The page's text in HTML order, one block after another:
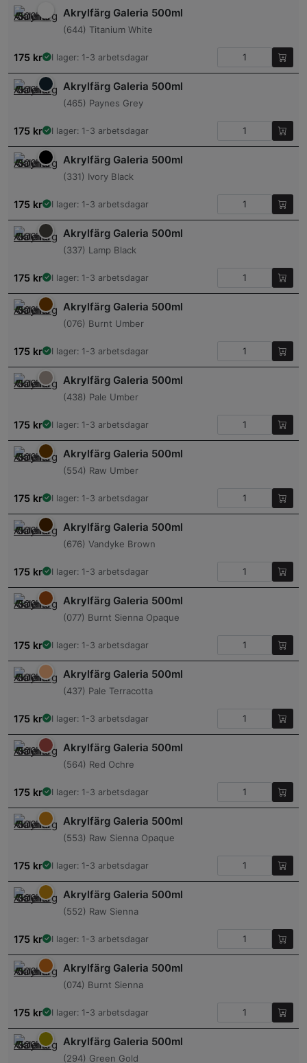
Akrylfärg Galeria 500ml
(644) Titanium White
175 kr I lager: 1-3 arbetsdagar
Akrylfärg Galeria 500ml
(465) Paynes Grey
175 kr I lager: 1-3 arbetsdagar
Akrylfärg Galeria 500ml
(331) Ivory Black
175 kr I lager: 1-3 arbetsdagar
Akrylfärg Galeria 500ml
(337) Lamp Black
175 kr I lager: 1-3 arbetsdagar
Akrylfärg Galeria 500ml
(076) Burnt Umber
175 kr I lager: 1-3 arbetsdagar
Akrylfärg Galeria 500ml
(438) Pale Umber
175 kr I lager: 1-3 arbetsdagar
Akrylfärg Galeria 500ml
(554) Raw Umber
175 kr I lager: 1-3 arbetsdagar
Akrylfärg Galeria 500ml
(676) Vandyke Brown
175 kr I lager: 1-3 arbetsdagar
Akrylfärg Galeria 500ml
(077) Burnt Sienna Opaque
175 kr I lager: 1-3 arbetsdagar
Akrylfärg Galeria 500ml
(437) Pale Terracotta
175 kr I lager: 1-3 arbetsdagar
Akrylfärg Galeria 500ml
(564) Red Ochre
175 kr I lager: 1-3 arbetsdagar
Akrylfärg Galeria 500ml
(553) Raw Sienna Opaque
175 kr I lager: 1-3 arbetsdagar
Akrylfärg Galeria 500ml
(552) Raw Sienna
175 kr I lager: 1-3 arbetsdagar
Akrylfärg Galeria 500ml
(074) Burnt Sienna
175 kr I lager: 1-3 arbetsdagar
Akrylfärg Galeria 500ml
(294) Green Gold